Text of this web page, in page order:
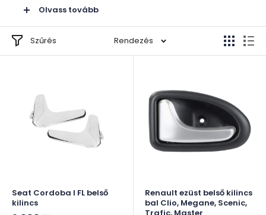
💡 A keresés szűkíthető az autó márkája, típusa, gyártási éve
Olvass tovább
Szűrés Rendezés
Seat Cordoba I FL belső
kilincs
Renault ezüst belső kilincs
bal Clio, Megane, Scenic,